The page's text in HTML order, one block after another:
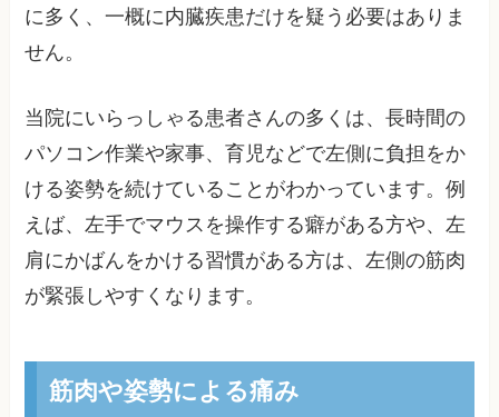
に多く、一概に内臓疾患だけを疑う必要はありま
せん。
当院にいらっしゃる患者さんの多くは、長時間の
パソコン作業や家事、育児などで左側に負担をか
ける姿勢を続けていることがわかっています。例
えば、左手でマウスを操作する癖がある方や、左
肩にかばんをかける習慣がある方は、左側の筋肉
が緊張しやすくなります。
筋肉や姿勢による痛み